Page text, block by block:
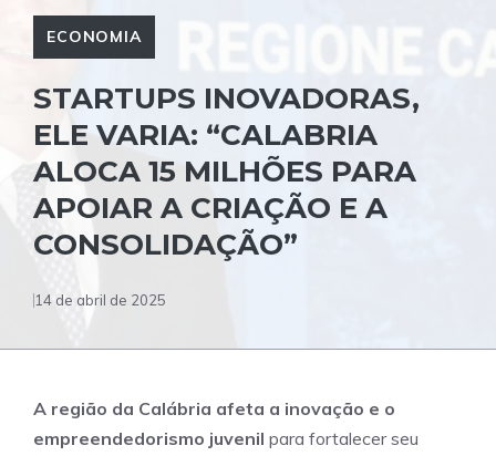
ECONOMIA
STARTUPS INOVADORAS,
ELE VARIA: “CALABRIA
ALOCA 15 MILHÕES PARA
APOIAR A CRIAÇÃO E A
CONSOLIDAÇÃO”
14 de abril de 2025
A região da Calábria afeta a inovação e o
empreendedorismo juvenil para fortalecer seu